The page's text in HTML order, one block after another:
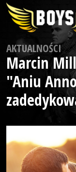
AKTUALNOŚCI
Marcin
"Aniu